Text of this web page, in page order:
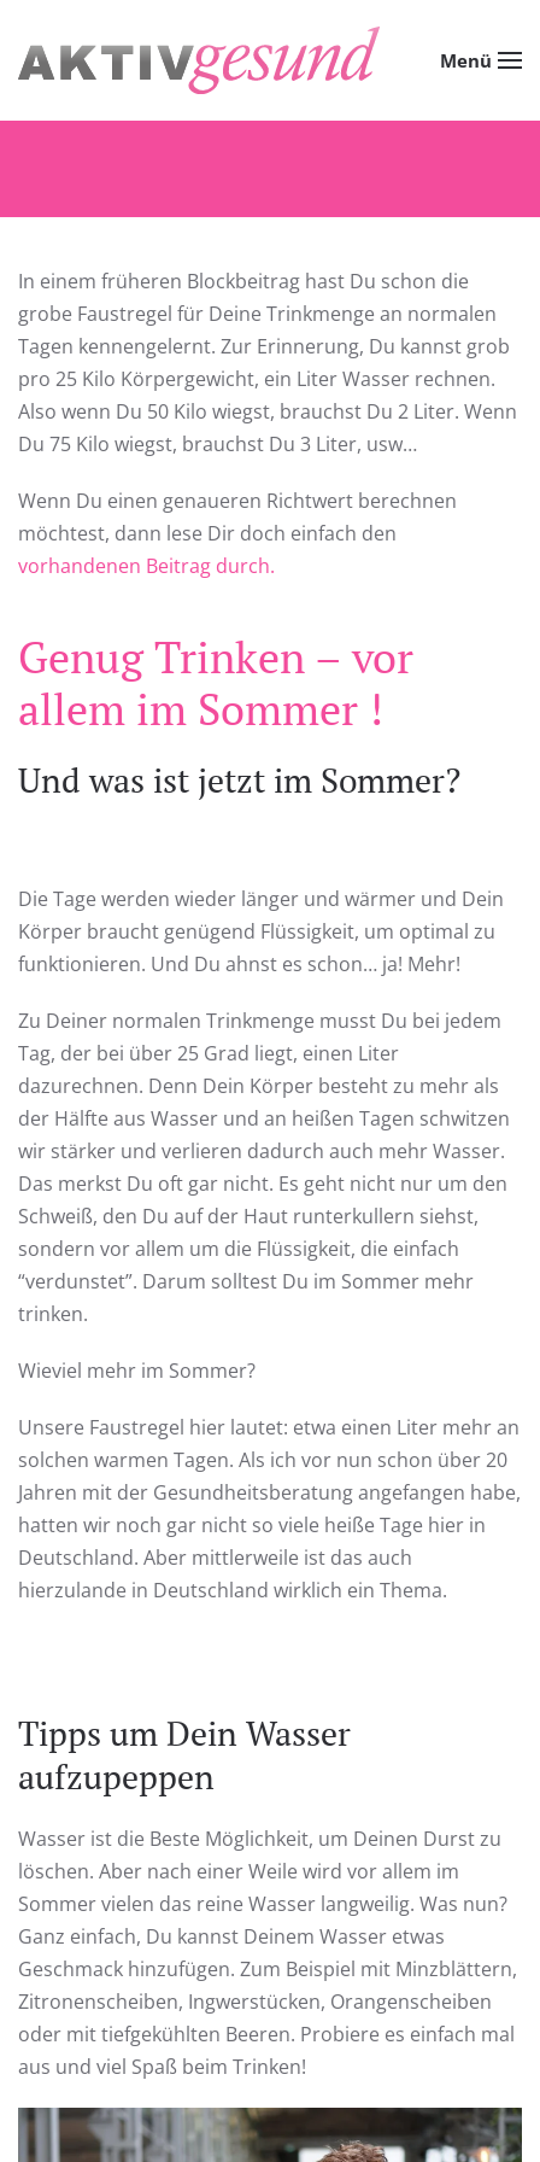
Zum Hauptinhalt springen Menü
In einem früheren Blockbeitrag hast Du schon die
grobe Faustregel für Deine Trinkmenge an normalen
Tagen kennengelernt. Zur Erinnerung, Du kannst grob
pro 25 Kilo Körpergewicht, ein Liter Wasser rechnen.
Also wenn Du 50 Kilo wiegst, brauchst Du 2 Liter. Wenn
Du 75 Kilo wiegst, brauchst Du 3 Liter, usw…
Wenn Du einen genaueren Richtwert berechnen
möchtest, dann lese Dir doch einfach den
vorhandenen Beitrag durch.
Genug Trinken – vor
allem im Sommer !
Und was ist jetzt im Sommer?
Die Tage werden wieder länger und wärmer und Dein
Körper braucht genügend Flüssigkeit, um optimal zu
funktionieren. Und Du ahnst es schon… ja! Mehr!
Zu Deiner normalen Trinkmenge musst Du bei jedem
Tag, der bei über 25 Grad liegt, einen Liter
dazurechnen. Denn Dein Körper besteht zu mehr als
der Hälfte aus Wasser und an heißen Tagen schwitzen
wir stärker und verlieren dadurch auch mehr Wasser.
Das merkst Du oft gar nicht. Es geht nicht nur um den
Schweiß, den Du auf der Haut runterkullern siehst,
sondern vor allem um die Flüssigkeit, die einfach
“verdunstet”. Darum solltest Du im Sommer mehr
trinken.
Wieviel mehr im Sommer?
Unsere Faustregel hier lautet: etwa einen Liter mehr an
solchen warmen Tagen. Als ich vor nun schon über 20
Jahren mit der Gesundheitsberatung angefangen habe,
hatten wir noch gar nicht so viele heiße Tage hier in
Deutschland. Aber mittlerweile ist das auch
hierzulande in Deutschland wirklich ein Thema.
Tipps um Dein Wasser
aufzupeppen
Wasser ist die Beste Möglichkeit, um Deinen Durst zu
löschen. Aber nach einer Weile wird vor allem im
Sommer vielen das reine Wasser langweilig. Was nun?
Ganz einfach, Du kannst Deinem Wasser etwas
Geschmack hinzufügen. Zum Beispiel mit Minzblättern,
Zitronenscheiben, Ingwerstücken, Orangenscheiben
oder mit tiefgekühlten Beeren. Probiere es einfach mal
aus und viel Spaß beim Trinken!